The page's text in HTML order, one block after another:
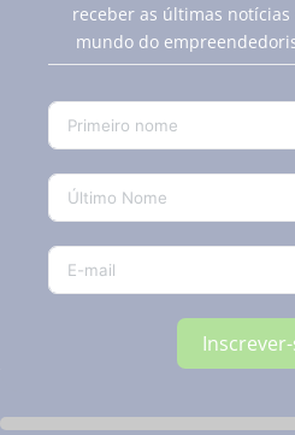
receber as últimas
mundo do